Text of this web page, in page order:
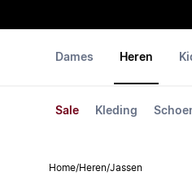
Dames Heren
Sale Kleding
Home/Heren/Jassen